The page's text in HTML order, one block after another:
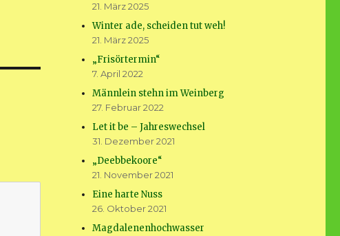
21. März 2025
Winter ade, scheiden tut weh!
21. März 2025
„Frisörtermin“
7. April 2022
Männlein stehn im Weinberg
27. Februar 2022
Let it be – Jahreswechsel
31. Dezember 2021
„Deebbekoore“
21. November 2021
Eine harte Nuss
26. Oktober 2021
Magdalenenhochwasser